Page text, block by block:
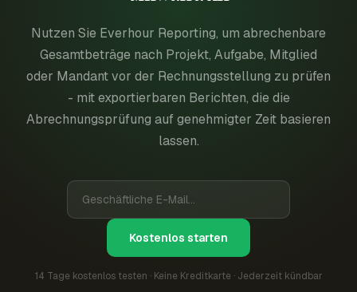
Nutzen Sie Everhour Reporting, um abrechenbare
Gesamtbeträge nach Projekt, Aufgabe, Mitglied
oder Mandant vor der Rechnungsstellung zu prüfen
- mit exportierbaren Berichten, die die
Abrechnungsprüfung auf genehmigter Zeit basieren
lassen.
Kostenlos starten
14 Tage kostenlos testen · Keine Kreditkarte · Jederzeit kündbar